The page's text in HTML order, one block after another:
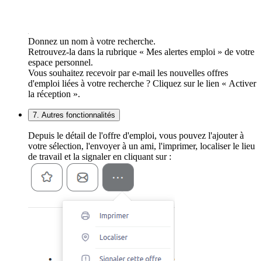
Donnez un nom à votre recherche.
Retrouvez-la dans la rubrique « Mes alertes emploi » de votre
espace personnel.
Vous souhaitez recevoir par e-mail les nouvelles offres
d'emploi liées à votre recherche ? Cliquez sur le lien « Activer
la réception ».
7. Autres fonctionnalités
Depuis le détail de l'offre d'emploi, vous pouvez l'ajouter à
votre sélection, l'envoyer à un ami, l'imprimer, localiser le lieu
de travail et la signaler en cliquant sur :